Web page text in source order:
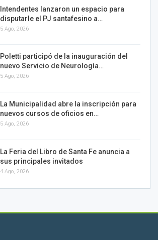
Intendentes lanzaron un espacio para
disputarle el PJ santafesino a…
5 Ago, 2026
Poletti participó de la inauguración del
nuevo Servicio de Neurología…
5 Ago, 2026
La Municipalidad abre la inscripción para
nuevos cursos de oficios en…
5 Ago, 2026
La Feria del Libro de Santa Fe anuncia a
sus principales invitados
4 Ago, 2026